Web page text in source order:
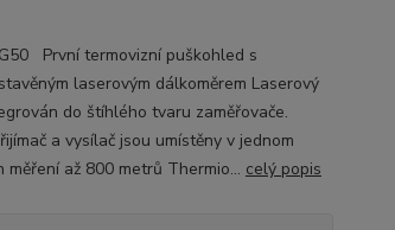
První termovizní puškohled s
laserovým dálkoměrem Laserový
do štíhlého tvaru zaměřovače.
a vysílač jsou umístěny v jednom
až 800 metrů Thermio... celý popis